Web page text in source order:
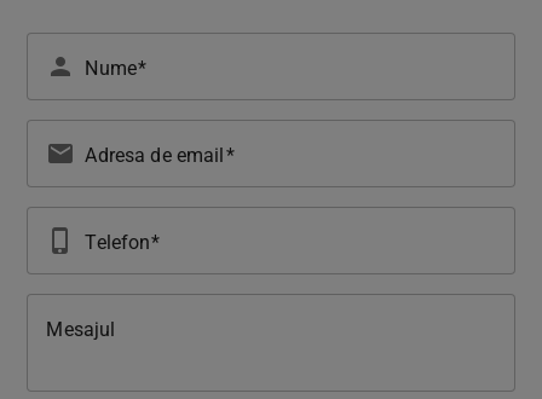
person Nume
email Adresa de email
phone_iphone Telefon
Mesajul
Please leave this field empty.